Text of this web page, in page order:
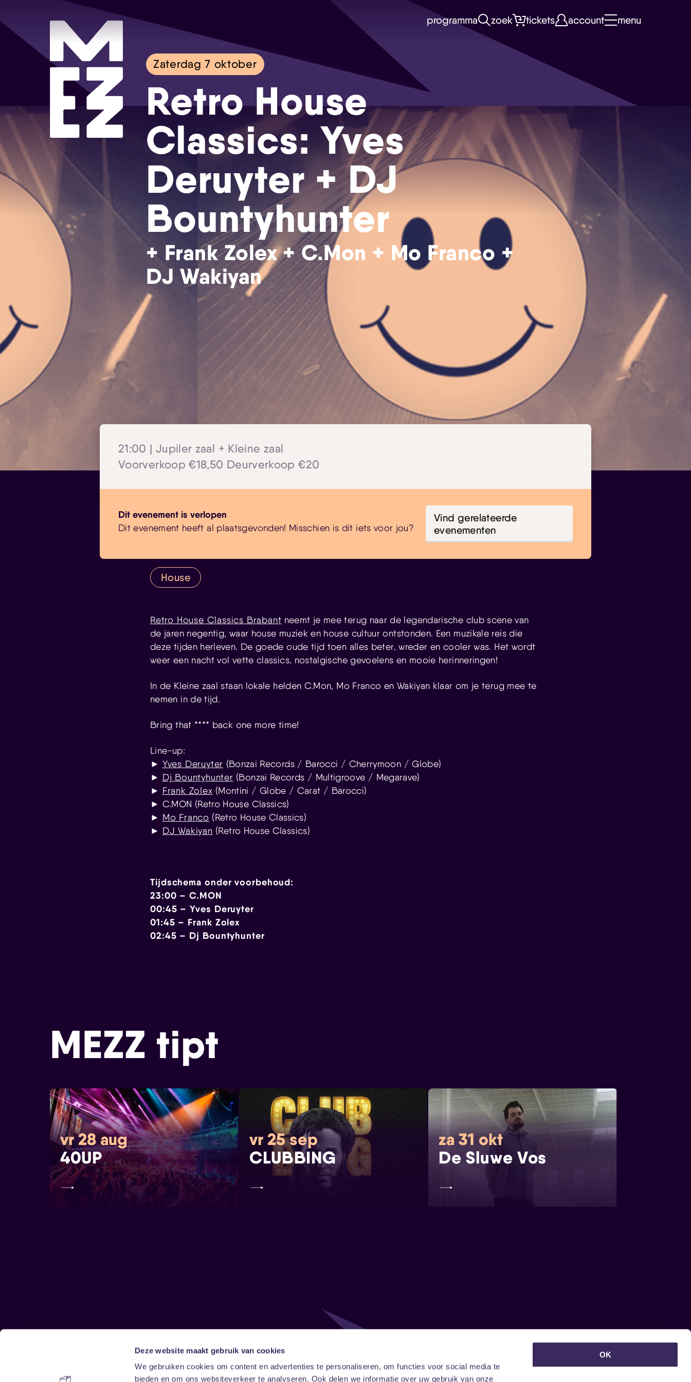
Deze website maakt gebruik van cookies
We gebruiken cookies om content en advertenties te personaliseren, om functies voor social media te
bieden en om ons websiteverkeer te analyseren. Ook delen we informatie over uw gebruik van onze
OK
Skip navigatie
programma zoek tickets account menu
Zaterdag 7 oktober
Retro House
Classics: Yves
Deruyter + DJ
Bountyhunter
+ Frank Zolex + C.Mon + Mo Franco +
DJ Wakiyan
21:00 | Jupiler zaal + Kleine zaal
Voorverkoop €18,50 Deurverkoop €20
Dit evenement is verlopen
Dit evenement heeft al plaatsgevonden! Misschien is dit iets voor jou?
Vind gerelateerde
evenementen
House
Retro House Classics Brabant neemt je mee terug naar de legendarische club scene van
de jaren negentig, waar house muziek en house cultuur ontstonden. Een muzikale reis die
deze tijden herleven. De goede oude tijd toen alles beter, wreder en cooler was. Het wordt
weer een nacht vol vette classics, nostalgische gevoelens en mooie herinneringen!
In de Kleine zaal staan lokale helden C.Mon, Mo Franco en Wakiyan klaar om je terug mee te
nemen in de tijd.
Bring that **** back one more time!
Line-up:
► Yves Deruyter (Bonzai Records / Barocci / Cherrymoon / Globe)
► Dj Bountyhunter (Bonzai Records / Multigroove / Megarave)
► Frank Zolex (Montini / Globe / Carat / Barocci)
► C.MON (Retro House Classics)
► Mo Franco (Retro House Classics)
► DJ Wakiyan (Retro House Classics)
Tijdschema onder voorbehoud:
23:00 – C.MON
00:45 – Yves Deruyter
01:45 – Frank Zolex
02:45 – Dj Bountyhunter
MEZZ tipt
vr 28 aug
40UP
vr 25 sep
CLUBBING
za 31 okt
De Sluwe Vos
Follow Onze nieuwsbrief ontvangen?